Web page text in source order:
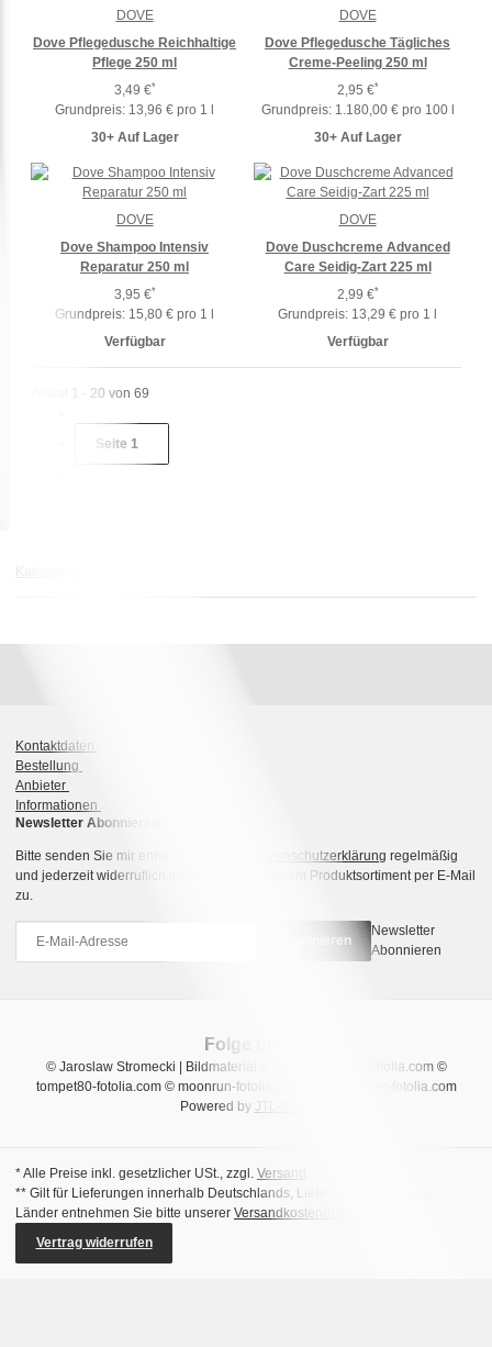
Dove Pflegedusche Reichhaltige
Pflege 250 ml
3,49 €*
Grundpreis: 13,96 € pro 1 l
30+ Auf Lager
DOVE
Dove Pflegedusche Tägliches
Creme-Peeling 250 ml
2,95 €*
Grundpreis: 1.180,00 € pro 100 l
30+ Auf Lager
DOVE
Dove Shampoo Intensiv
Reparatur 250 ml
3,95 €*
Grundpreis: 15,80 € pro 1 l
Verfügbar
DOVE
Dove Duschcreme Advanced
Care Seidig-Zart 225 ml
2,99 €*
Grundpreis: 13,29 € pro 1 l
Verfügbar
DOVE
Artikel 1 - 20 von 69
Seite 1
Kontaktdaten
Bestellung
Anbieter
Informationen
Newsletter Abonnieren
Bitte senden Sie mir entsprechend Ihrer Datenschutzerklärung regelmäßig
und jederzeit widerruflich Informationen zu Ihrem Produktsortiment per E-Mail
zu.
Abonnieren
Newsletter
Abonnieren
© Jaroslaw Stromecki | Bildmaterial © Natalia Uzkova-fotolia.com ©
tompet80-fotolia.com © moonrun-fotolia.com © sara_winter-fotolia.com
Powered by JTL-Shop
Folge uns
* Alle Preise inkl. gesetzlicher USt., zzgl. Versand
** Gilt für Lieferungen innerhalb Deutschlands, Lieferzeiten für andere
Länder entnehmen Sie bitte unserer Versandkostenübersicht
Vertrag widerrufen